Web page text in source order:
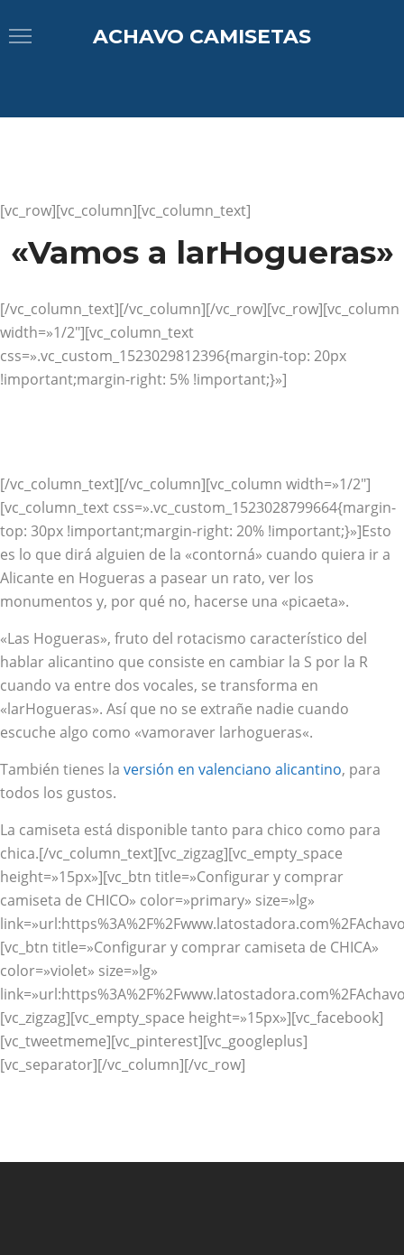
ACHAVO CAMISETAS
[vc_row][vc_column][vc_column_text]
«Vamos a larHogueras»
[/vc_column_text][/vc_column][/vc_row][vc_row][vc_column
width=»1/2″][vc_column_text
css=».vc_custom_1523029812396{margin-top: 20px
!important;margin-right: 5% !important;}»]
[/vc_column_text][/vc_column][vc_column width=»1/2″]
[vc_column_text css=».vc_custom_1523028799664{margin-
top: 30px !important;margin-right: 20% !important;}»]Esto
es lo que dirá alguien de la «contorná» cuando quiera ir a
Alicante en Hogueras a pasear un rato, ver los
monumentos y, por qué no, hacerse una «picaeta».
«Las Hogueras», fruto del rotacismo característico del
hablar alicantino que consiste en cambiar la S por la R
cuando va entre dos vocales, se transforma en
«larHogueras». Así que no se extrañe nadie cuando
escuche algo como «vamoraver larhogueras«.
También tienes la versión en valenciano alicantino, para
todos los gustos.
La camiseta está disponible tanto para chico como para
chica.[/vc_column_text][vc_zigzag][vc_empty_space
height=»15px»][vc_btn title=»Configurar y comprar
camiseta de CHICO» color=»primary» size=»lg»
[vc_btn title=»Configurar y comprar camiseta de CHICA»
color=»violet» size=»lg»
[vc_zigzag][vc_empty_space height=»15px»][vc_facebook]
[vc_tweetmeme][vc_pinterest][vc_googleplus]
[vc_separator][/vc_column][/vc_row]